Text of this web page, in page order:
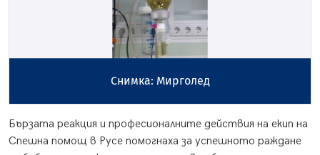
Снимка: Мирголед
Бързата реакция и професионалните действия на екип на
Спешна помощ в Русе помогнаха за успешното раждане